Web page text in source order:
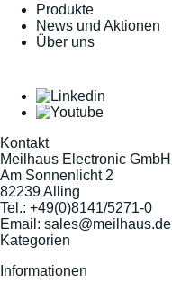
Produkte
News und Aktionen
Über uns
Kontakt
Meilhaus Electronic GmbH
Am Sonnenlicht 2
82239 Alling
Tel.: +49(0)8141/5271-0
Email: sales@meilhaus.de
Kategorien
Informationen